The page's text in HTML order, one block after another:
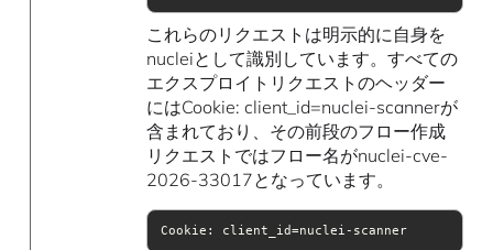
これらのリクエストは明示的に自身を
nucleiとして識別しています。すべての
エクスプロイトリクエストのヘッダー
にはCookie: client_id=nuclei-scannerが
含まれており、その前段のフロー作成
リクエストではフロー名がnuclei-cve-
2026-33017となっています。
Cookie: client_id=nuclei-scanner